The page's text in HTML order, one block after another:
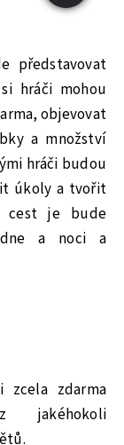
představovat
hráči mohou
objevovat
a množství
hráči budou
úkoly a tvořit
cest je bude
dne a noci a
zdarma
jakéhokoli